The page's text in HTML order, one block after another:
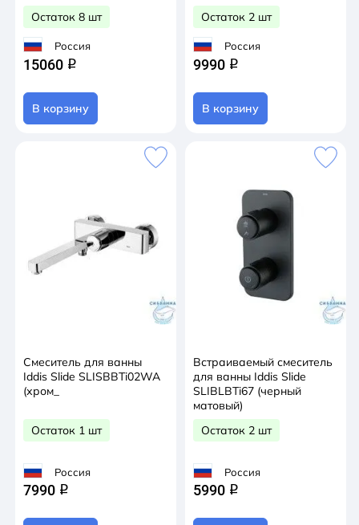
Остаток 8 шт
Россия
15060 q
В корзину
Остаток 2 шт
Россия
9990 q
В корзину
Смеситель для ванны
Iddis Slide SLISBBTi02WA
(хром_
Остаток 1 шт
Россия
7990 q
Встраиваемый смеситель
для ванны Iddis Slide
SLIBLBTi67 (черный
матовый)
Остаток 2 шт
Россия
5990 q